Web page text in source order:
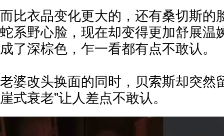
而比衣品变化更大的，还有桑切斯的
蛇系野心脸，现在却变得更加舒展温
成了深棕色，乍一看都有点不敢认。
老婆改头换面的同时，贝索斯却突然
崖式衰老”让人差点不敢认。